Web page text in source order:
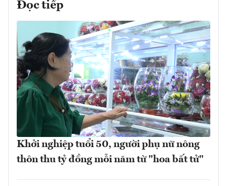
Đọc tiếp
Khởi nghiệp tuổi 50, người phụ nữ nông
thôn thu tỷ đồng mỗi năm từ "hoa bất tử"